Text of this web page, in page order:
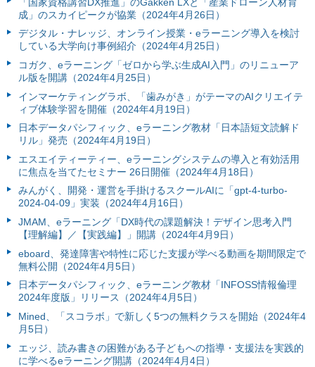
成」のスカイピークが協業（2024年4月26日）
デジタル・ナレッジ、オンライン授業・eラーニング導入を検討
している大学向け事例紹介（2024年4月25日）
コガク、eラーニング「ゼロから学ぶ生成AI入門」のリニューア
ル版を開講（2024年4月25日）
インマーケティングラボ、「歯みがき」がテーマのAIクリエイテ
ィブ体験学習を開催（2024年4月19日）
日本データパシフィック、eラーニング教材「日本語短文読解ド
リル」発売（2024年4月19日）
エスエイティーティー、eラーニングシステムの導入と有効活用
に焦点を当てたセミナー 26日開催（2024年4月18日）
みんがく、開発・運営を手掛けるスクールAIに「gpt-4-turbo-
2024-04-09」実装（2024年4月16日）
JMAM、eラーニング「DX時代の課題解決！デザイン思考入門
【理解編】／【実践編】」開講（2024年4月9日）
eboard、発達障害や特性に応じた支援が学べる動画を期間限定で
無料公開（2024年4月5日）
日本データパシフィック、eラーニング教材「INFOSS情報倫理
2024年度版」リリース（2024年4月5日）
Mined、「スコラボ」で新しく5つの無料クラスを開始（2024年4
月5日）
エッジ、読み書きの困難がある子どもへの指導・支援法を実践的
に学べるeラーニング開講（2024年4月4日）